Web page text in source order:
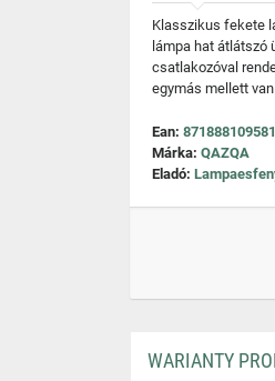
Klasszikus fekete
lámpa hat átlátszó
csatlakozóval
egymás mellett
Ean:
Márka: QAZQA
Eladó:
WARIANTY